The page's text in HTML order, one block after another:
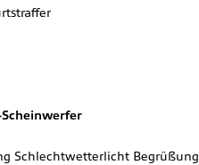
Schlechtwetterlicht